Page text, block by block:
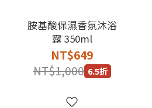
胺基酸保濕香氛沐浴
露 350ml
NT$649
NT$1,000 6.5折